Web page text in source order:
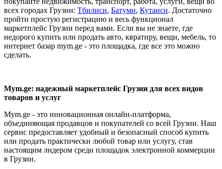
всех городах Грузии: Тбилиси, Батуми, Кутаиси. Достаточно
пройти простую регистрацию и весь функционал
маркетплейс Грузии перед вами. Если вы не знаете, где
недорого купить или продать авто, квратиру, вещи, мебель, то
интернет базар mym.ge - это площадка, где все это можно
сделать.
Mym.ge: надежный маркетплейс Грузии для всех видов
товаров и услуг
Mym.ge - это инновационная онлайн-платформа,
объединяющая продавцов и покупателей со всей Грузии. Наш
сервис предоставляет удобный и безопасный способ купить
или продать практически любой товар или услугу, став
настоящим лидером среди площадок электронной коммерции
в Грузии.